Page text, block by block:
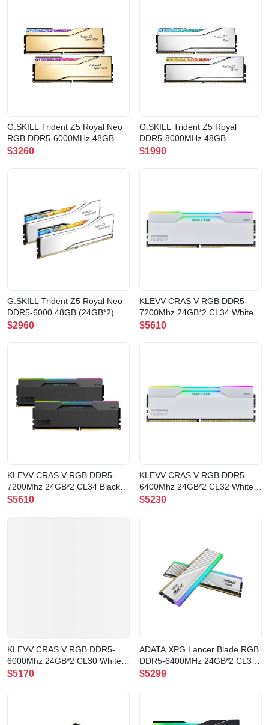
G.SKILL Trident Z5 Royal Neo
RGB DDR5-6000MHz 48GB
(24GB*2) CL28 GOLD(F5-
$3260
G.SKILL Trident Z5 Royal
DDR5-8000MHz 48GB
(24GB*2) CL40 SILVER(F5-
$1990
G.SKILL Trident Z5 Royal Neo
DDR5-6000 48GB (24GB*2)
CL28 Silver EXPO AMD(F5-
$2960
KLEVV CRAS V RGB DDR5-
7200Mhz 24GB*2 CL34 White
記憶體(CV24X2-KD5KGUD80-
$5610
KLEVV CRAS V RGB DDR5-
7200Mhz 24GB*2 CL34 Black
記憶體(CV24X2-KD5KGUD80-
$5610
KLEVV CRAS V RGB DDR5-
6400Mhz 24GB*2 CL32 White
記憶體(CV24X2-KD5KGUD80-
$5230
KLEVV CRAS V RGB DDR5-
6000Mhz 24GB*2 CL30 White
記憶體(CV24X2-KD5KGUD80-
$5170
ADATA XPG Lancer Blade RGB
DDR5-6400MHz 24GB*2 CL32
White 記憶體
$5299